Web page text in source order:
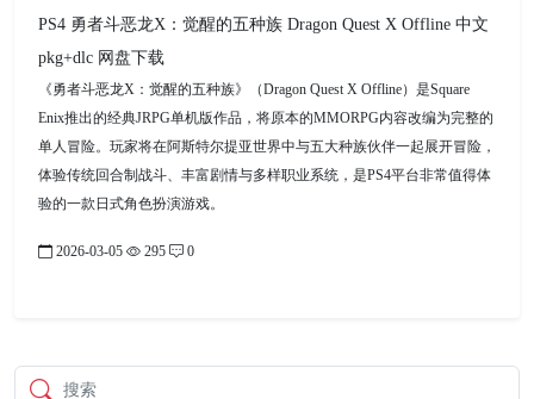
PS4 勇者斗恶龙X：觉醒的五种族 Dragon Quest X Offline 中文
pkg+dlc 网盘下载
《勇者斗恶龙X：觉醒的五种族》（Dragon Quest X Offline）是Square
Enix推出的经典JRPG单机版作品，将原本的MMORPG内容改编为完整的
单人冒险。玩家将在阿斯特尔提亚世界中与五大种族伙伴一起展开冒险，
体验传统回合制战斗、丰富剧情与多样职业系统，是PS4平台非常值得体
验的一款日式角色扮演游戏。
2026-03-05 295 0
搜索